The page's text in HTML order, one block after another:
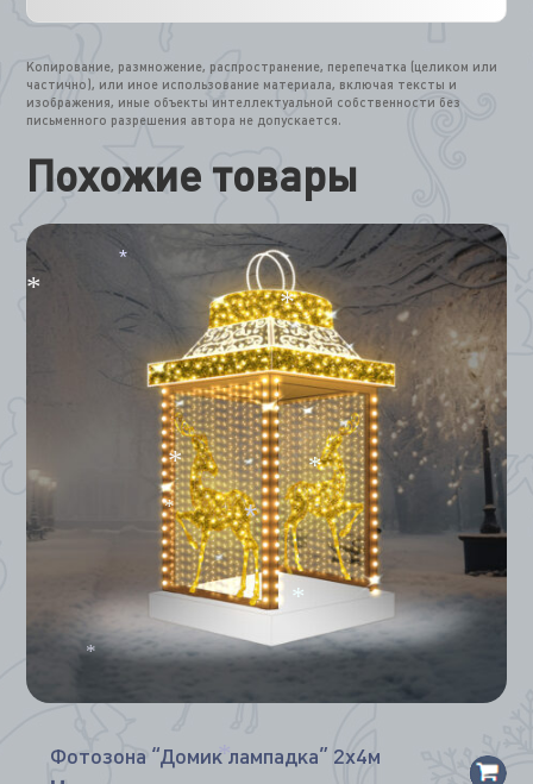
Копирование, размножение, распространение, перепечатка (целиком или
частично), или иное использование материала, включая тексты и
изображения, иные объекты интеллектуальной собственности без
письменного разрешения автора не допускается.
Похожие товары
Фотозона “Домик лампадка” 2х4м
*
*
*
* *
*
*